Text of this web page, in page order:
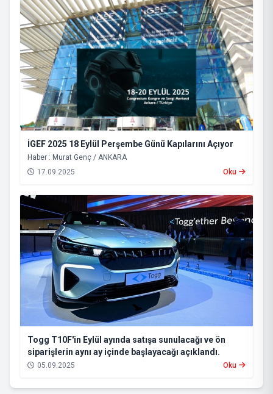
İGEF 2025 18 Eylül Perşembe Günü Kapılarını Açıyor
Haber : Murat Genç / ANKARA
17.09.2025
Oku
Togg T10F'in Eylül ayında satışa sunulacağı ve ön
siparişlerin aynı ay içinde başlayacağı açıklandı.
05.09.2025 Oku